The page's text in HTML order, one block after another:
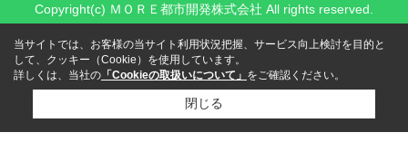
Copyright(c) ＭＯＲＥ都市開発株式会社 All rights reserved.
当サイトでは、お客様の当サイト利用状況把握、サービス向上検討を目的と
して、クッキー（Cookie）を使用しています。
詳しくは、当社の 「Cookieの取扱いについて」 をご確認ください。
閉じる